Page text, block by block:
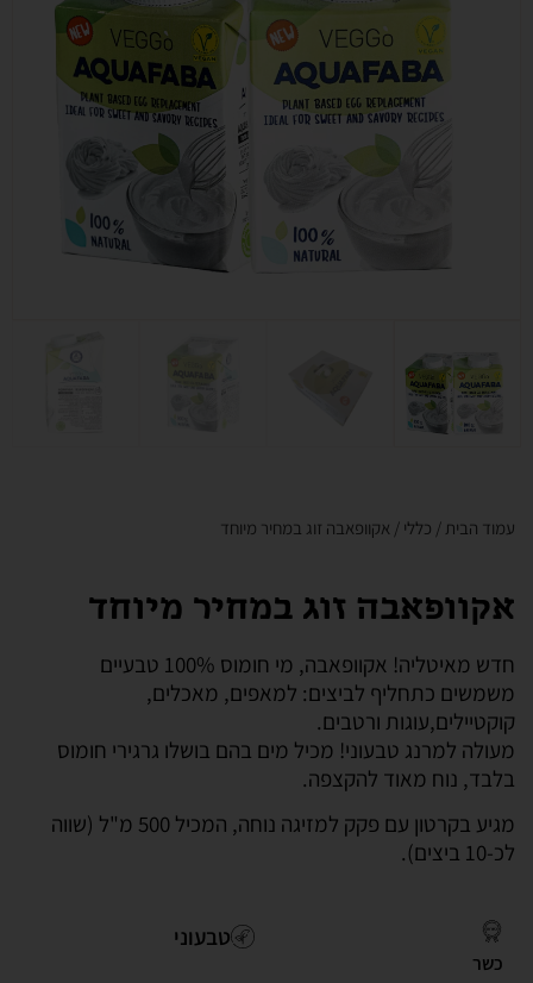
עמוד הבית / כללי / אקוופאבה זוג במחיר מיוחד
אקוופאבה זוג במחיר מיוחד
חדש מאיטליה! אקוופאבה, מי חומוס 100% טבעיים
משמשים כתחליף לביצים: למאפים, מאכלים,
קוקטיילים,עוגות ורטבים.
מעולה למרנג טבעוני! מכיל מים בהם בושלו גרגירי חומוס
בלבד, נוח מאוד להקצפה.
מגיע בקרטון עם פקק למזיגה נוחה, המכיל 500 מ"ל (שווה
לכ-10 ביצים).
כשר
טבעוני